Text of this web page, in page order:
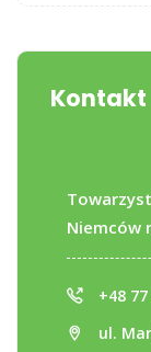
Kontakt
Niemców
+48
ul.